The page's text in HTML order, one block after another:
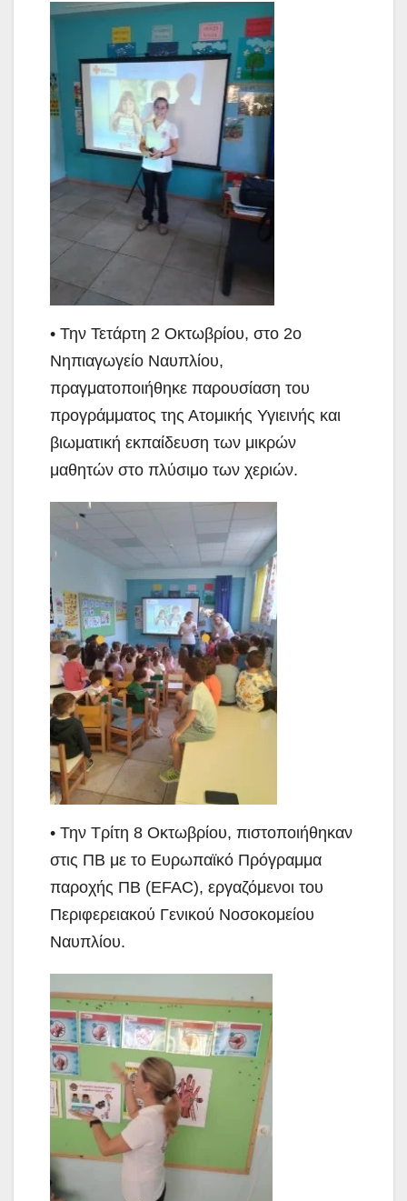
• Την Τετάρτη 2 Οκτωβρίου, στο 2ο
Νηπιαγωγείο Ναυπλίου,
πραγματοποιήθηκε παρουσίαση του
προγράμματος της Ατομικής Υγιεινής και
βιωματική εκπαίδευση των μικρών
μαθητών στο πλύσιμο των χεριών.
• Την Τρίτη 8 Οκτωβρίου, πιστοποιήθηκαν
στις ΠΒ με το Ευρωπαϊκό Πρόγραμμα
παροχής ΠΒ (EFAC), εργαζόμενοι του
Περιφερειακού Γενικού Νοσοκομείου
Ναυπλίου.